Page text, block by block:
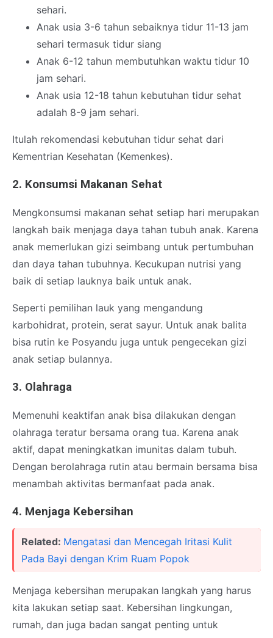
sehari.
Anak usia 3-6 tahun sebaiknya tidur 11-13 jam
sehari termasuk tidur siang
Anak 6-12 tahun membutuhkan waktu tidur 10
jam sehari.
Anak usia 12-18 tahun kebutuhan tidur sehat
adalah 8-9 jam sehari.
Itulah rekomendasi kebutuhan tidur sehat dari
Kementrian Kesehatan (Kemenkes).
2. Konsumsi Makanan Sehat
Mengkonsumsi makanan sehat setiap hari merupakan
langkah baik menjaga daya tahan tubuh anak. Karena
anak memerlukan gizi seimbang untuk pertumbuhan
dan daya tahan tubuhnya. Kecukupan nutrisi yang
baik di setiap lauknya baik untuk anak.
Seperti pemilihan lauk yang mengandung
karbohidrat, protein, serat sayur. Untuk anak balita
bisa rutin ke Posyandu juga untuk pengecekan gizi
anak setiap bulannya.
3. Olahraga
Memenuhi keaktifan anak bisa dilakukan dengan
olahraga teratur bersama orang tua. Karena anak
aktif, dapat meningkatkan imunitas dalam tubuh.
Dengan berolahraga rutin atau bermain bersama bisa
menambah aktivitas bermanfaat pada anak.
4. Menjaga Kebersihan
Related: Mengatasi dan Mencegah Iritasi Kulit
Pada Bayi dengan Krim Ruam Popok
Menjaga kebersihan merupakan langkah yang harus
kita lakukan setiap saat. Kebersihan lingkungan,
rumah, dan juga badan sangat penting untuk